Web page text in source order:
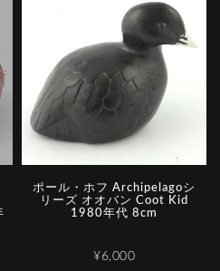
ポール・ホフ Archipelagoシ
リーズ オオバン Coot Kid
1980年代 8cm
¥6,000